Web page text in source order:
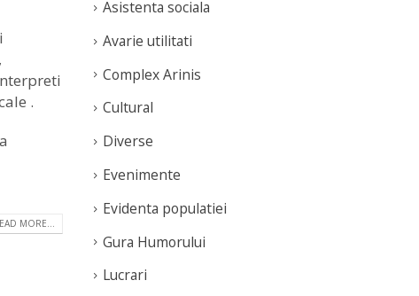
.
MORE...
Asistenta sociala
Avarie utilitati
Complex Arinis
Cultural
Diverse
Evenimente
Evidenta populatiei
Gura Humorului
Lucrari